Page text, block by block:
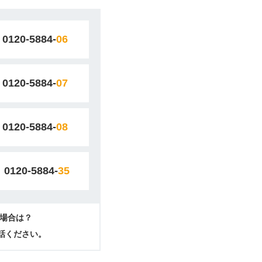
0120-5884-06
0120-5884-07
0120-5884-08
0120-5884-35
合は？
ください。